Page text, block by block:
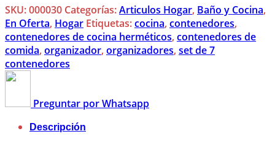
SKU:000030 Categorías:Articulos Hogar, Baño y Cocina,
En Oferta, Hogar Etiquetas:cocina, contenedores,
contenedores de cocina herméticos, contenedores de
comida, organizador, organizadores, set de 7
contenedores
Preguntar por Whatsapp
Descripción